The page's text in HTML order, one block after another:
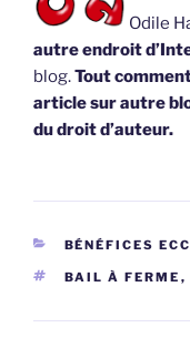
Odile
autre endroit
blog.Tout
article sur autre
du droit d’auteur.
CATÉGORIES
BÉNÉFICES
ÉTIQUETTES
BAIL À FERME ,